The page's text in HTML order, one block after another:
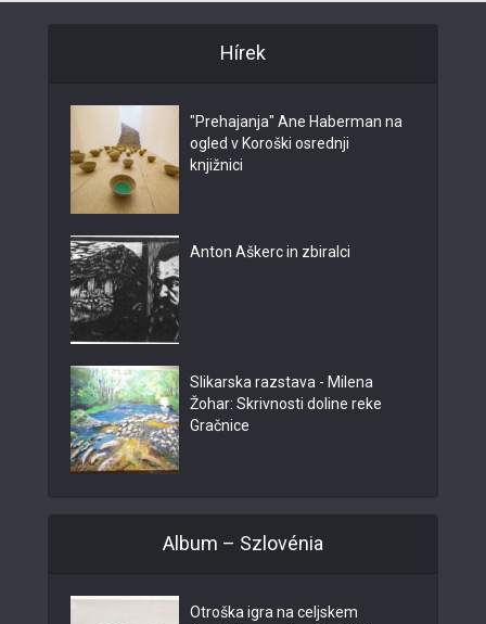
Hírek
"Prehajanja" Ane Haberman na
ogled v Koroški osrednji
knjižnici
Anton Aškerc in zbiralci
Slikarska razstava - Milena
Žohar: Skrivnosti doline reke
Gračnice
Album – Szlovénia
Otroška igra na celjskem